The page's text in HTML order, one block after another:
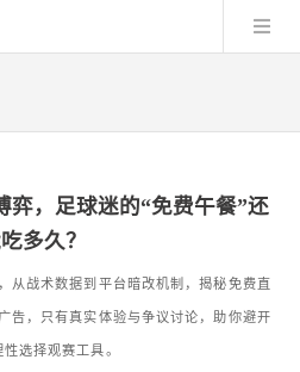
弈，足球迷的“免费午餐”还
多久？
从战术数据到平台暗改机制，揭秘免费直
告，只有真实体验与争议讨论，助你避开
选择观赛工具。